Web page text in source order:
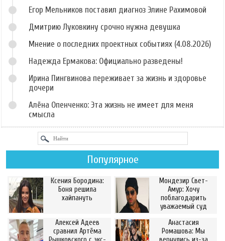
Егор Мельников поставил диагноз Элине Рахимовой
Дмитрию Луковкину срочно нужна девушка
Мнение о последних проектных событиях (4.08.2026)
Надежда Ермакова: Официально разведены!
Ирина Пингвинова переживает за жизнь и здоровье
дочери
Алёна Опенченко: Эта жизнь не имеет для меня
смысла
Популярное
Ксения Бородина:
Боня решила
хайпануть
Мондезир Свет-
Амур: Хочу
поблагодарить
уважаемый суд
Алексей Адеев
сравнил Артёма
Анастасия
Ромашова: Мы